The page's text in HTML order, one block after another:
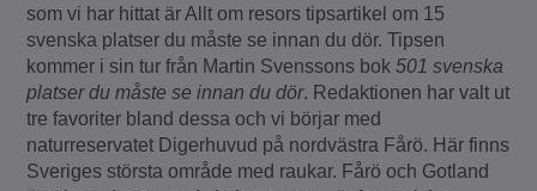
som vi har hittat är Allt om resors tipsartikel om 15
svenska platser du måste se innan du dör. Tipsen
kommer i sin tur från Martin Svenssons bok501 svenska
platser du måste se innan du dör. Redaktionen har valt ut
tre favoriter bland dessa och vi börjar med
naturreservatet Digerhuvud på nordvästra Fårö. Här finns
Sveriges största område med raukar. Fårö och Gotland